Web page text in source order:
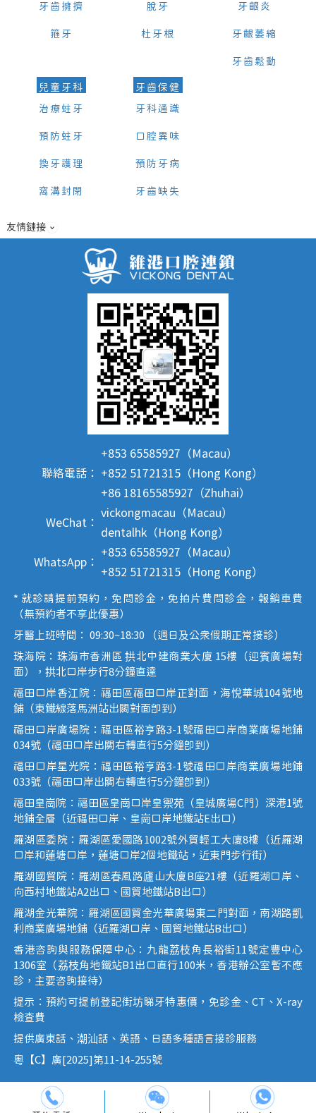
牙齒擁擠
箍牙
脫牙
杜牙根
牙齦炎
牙齦萎縮
牙齒鬆動
兒童牙科
治療蛀牙
預防蛀牙
換牙護理
窩溝封閉
牙齒保健
牙科通識
口腔異味
預防牙病
牙齒缺失
友情鏈接
聯絡電話：
+853 65585927（Macau）
+852 51721315（Hong Kong）
+86 18165585927（Zhuhai）
WeChat：
vickongmacau（Macau）
dentalhk（Hong Kong）
WhatsApp：
+853 65585927（Macau）
+852 51721315（Hong Kong）
* 就診請提前預約，免問診金，免拍片費問診金，報銷車費
（無預約者不享此優惠）
牙醫上班時間： 09:30~18:30 （週日及公眾假期正常接診）
珠海院：珠海市香洲區 拱北中建商業大廈 15樓（迎賓廣場對
面），拱北口岸步行8分鐘直達
福田口岸香江院：福田區福田口岸正對面，海悅華城104號地
鋪（東鐵線落馬洲站出關對面即到）
福田口岸廣場院：福田區裕亨路3-1號福田口岸商業廣場地鋪
034號（福田口岸出關右轉直行5分鐘即到）
福田口岸星光院：福田區裕亨路3-1號福田口岸商業廣場地鋪
033號（福田口岸出關右轉直行5分鐘即到）
福田皇崗院：福田區皇崗口岸皇禦苑（皇城廣場C門）深港1號
地鋪全層（近福田口岸、皇崗口岸地鐵站E出口）
羅湖區委院：羅湖區愛國路1002號外貿輕工大廈8樓（近羅湖
口岸和蓮塘口岸，蓮塘口岸2個地鐵站，近東門步行街）
羅湖國貿院：羅湖區春風路廬山大廈B座21樓（近羅湖口岸、
向西村地鐵站A2出口、國貿地鐵站B出口）
羅湖金光華院：羅湖區國貿金光華廣場東二門對面，南湖路凱
利商業廣場地鋪（近羅湖口岸、國貿地鐵站B出口）
香港咨詢與服務保障中心：九龍荔枝角長裕街11號定豐中心
1306室（荔枝角地鐵站B1出口直行100米，香港辦公室暫不應
診，主要咨詢接待）
提示：預約可提前登記街坊睇牙特惠價，免診金、CT、X-ray
檢查費
提供廣東話、潮汕話、英語、日語多種語言接診服務
粵【C】廣[2025]第11-14-255號